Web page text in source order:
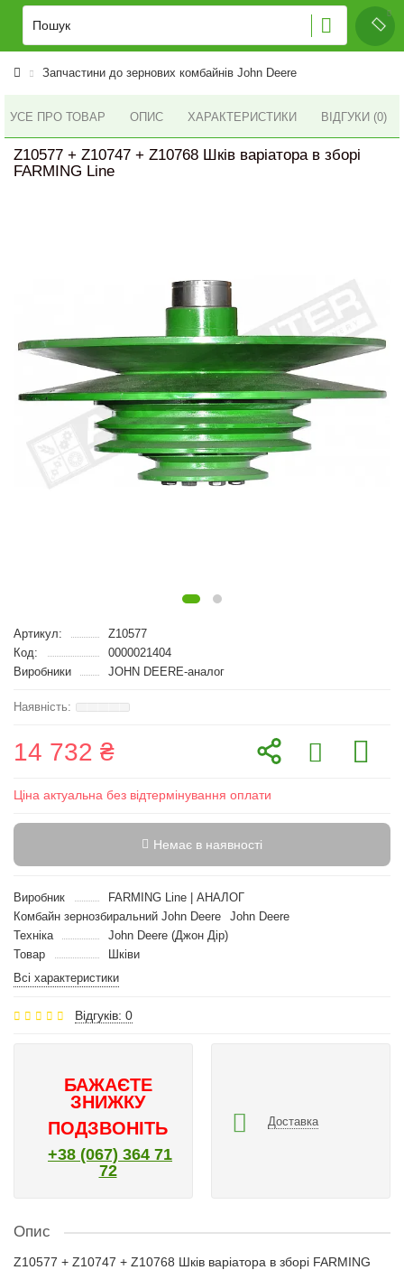
Запчастини до зернових комбайнів John Deere
УСЕ ПРО ТОВАР ОПИС ХАРАКТЕРИСТИКИ ВІДГУКИ (0)
Z10577 + Z10747 + Z10768 Шків варіатора в зборі
FARMING Line
Артикул:
Z10577
Код:
0000021404
Виробники
JOHN DEERE-аналог
14 732 ₴
Ціна актуальна без відтермінування оплати
Немає в наявності
Виробник
FARMING Line | АНАЛОГ
Комбайн зернозбиральний John Deere
John Deere
Техніка
John Deere (Джон Дір)
Товар
Шківи
Всі характеристики
Відгуків: 0
БАЖАЄТЕ
ЗНИЖКУ
ПОДЗВОНІТЬ
+38 (067) 364 71
72
Доставка
Опис
Z10577 + Z10747 + Z10768 Шків варіатора в зборі FARMING